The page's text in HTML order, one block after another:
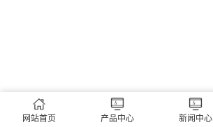
网站首页 产品中心 新闻中心